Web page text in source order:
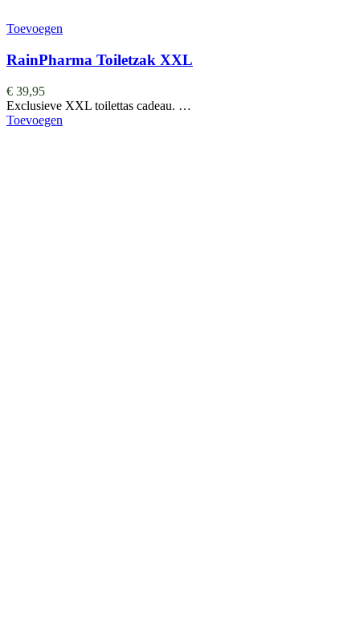
Toevoegen
RainPharma Toiletzak XXL
€ 39,95
Exclusieve XXL toilettas cadeau. …
Toevoegen